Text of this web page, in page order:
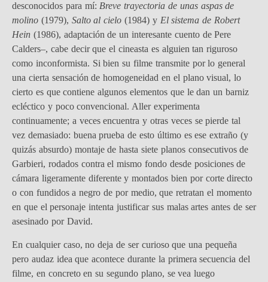
desconocidos para mí: Breve trayectoria de unas aspas de
molino (1979), Salto al cielo (1984) y El sistema de Robert
Hein (1986), adaptación de un interesante cuento de Pere
Calders–, cabe decir que el cineasta es alguien tan riguroso
como inconformista. Si bien su filme transmite por lo general
una cierta sensación de homogeneidad en el plano visual, lo
cierto es que contiene algunos elementos que le dan un barniz
ecléctico y poco convencional. Aller experimenta
continuamente; a veces encuentra y otras veces se pierde tal
vez demasiado: buena prueba de esto último es ese extraño (y
quizás absurdo) montaje de hasta siete planos consecutivos de
Garbieri, rodados contra el mismo fondo desde posiciones de
cámara ligeramente diferente y montados bien por corte directo
o con fundidos a negro de por medio, que retratan el momento
en que el personaje intenta justificar sus malas artes antes de ser
asesinado por David.
En cualquier caso, no deja de ser curioso que una pequeña
pero audaz idea que acontece durante la primera secuencia del
filme, en concreto en su segundo plano, se vea luego